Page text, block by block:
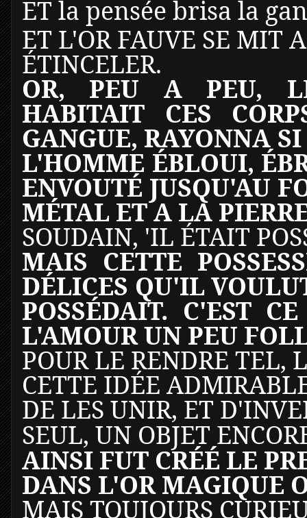
ET la pensée brisa la
ET L'OR FAUVE SE MIT
ÉTINCELER.
OR, PEU A PEU,
HABITAIT CES
GANGUE, RAYONNA
L'HOMME ÉBLOUI,
ENVOUTÉ JUSQU'AU
MÉTAL ET A LA
SOUDAIN, 'IL ÉTAIT
MAIS CETTE
DÉLICES QU'IL
POSSÉDAIT. C'EST
L'AMOUR UN PEU
POUR LE RENDRE TEL,
CETTE IDÉE
DE LES UNIR, ET
SEUL, UN OBJET
AINSI FUT CRÉÉ LE
DANS L'OR MAGIQUE
MAIS TOUJOURS